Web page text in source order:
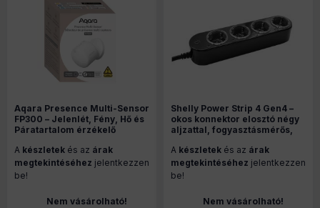
Aqara Presence Multi-Sensor
FP300 – Jelenlét, Fény, Hő és
Páratartalom érzékelő
A készletek és az árak
megtekintéséhez jelentkezzen
be!
Nem vásárolható!
Shelly Power Strip 4 Gen4 –
okos konnektor elosztó négy
aljzattal, fogyasztásmérős,
A készletek és az árak
megtekintéséhez jelentkezzen
be!
Nem vásárolható!